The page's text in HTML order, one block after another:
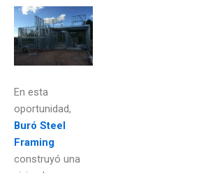
En esta
oportunidad,
Buró Steel
Framing
construyó una